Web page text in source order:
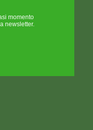
momento
newsletter.